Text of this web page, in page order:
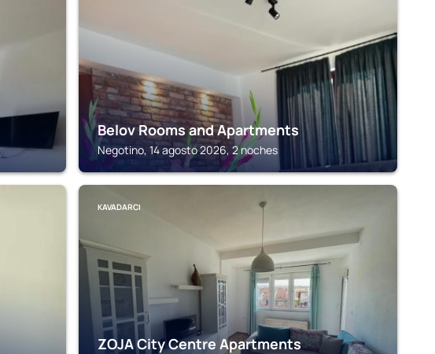
Belov Rooms and Apartments
Negotino, 14 agosto 2026, 2 noches
KAVADARCI
ZOJA City Centre Apartments